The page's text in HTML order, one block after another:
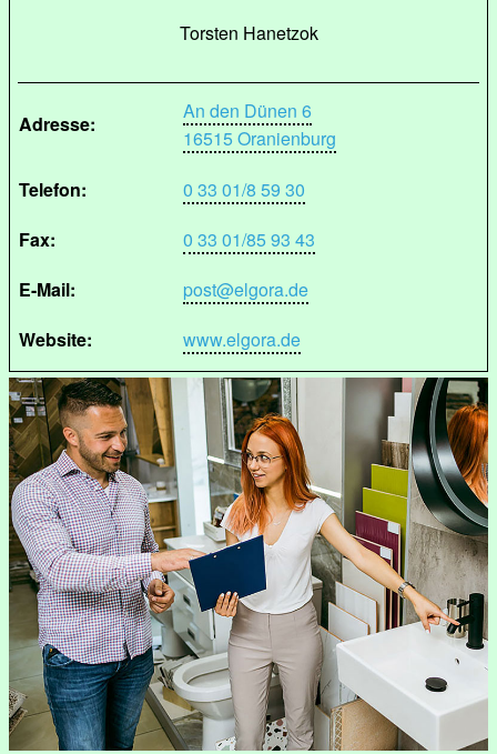
Torsten Hanetzok
Adresse:
An den Dünen 6
16515 Oranienburg
Telefon:
0 33 01/8 59 30
Fax:
0 33 01/85 93 43
E-Mail:
post@elgora.de
Website:
www.elgora.de